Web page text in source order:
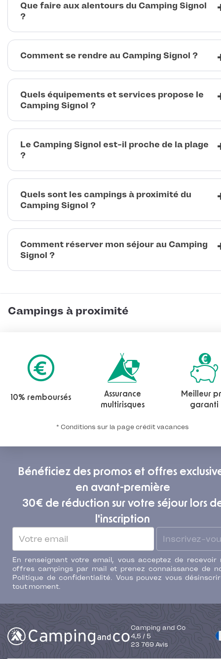
Que faire aux alentours du Camping Signol
?
Comment se rendre au Camping Signol ?
Quels équipements et services propose le
Camping Signol ?
Le Camping Signol est-il proche de la plage
?
Quels sont les campings à proximité du
Camping Signol ?
Comment réserver mon séjour au Camping
Signol ?
Campings à proximité
10% remboursés
Assurance
multirisques
Meilleur
garanti
* Conditions sur la page crédit vacances
Bénéficiez des promos et offres
en avant-première
30€ de réduction sur votre séjour lors
l'inscription
Inscrivez-
En renseignant votre email, vous acceptez de recevoir
offres campings par mail et prenez connaissance de
Politique de confidentialité. Vous pouvez vous
tout moment.
Camping and Co
4,5 / 5
23 769Avis